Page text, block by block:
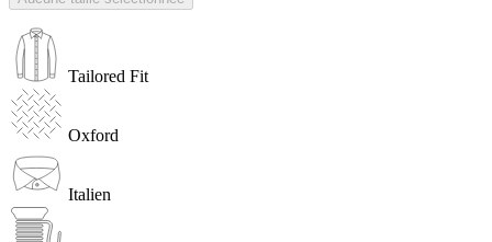
Tailored Fit
Oxford
Italien